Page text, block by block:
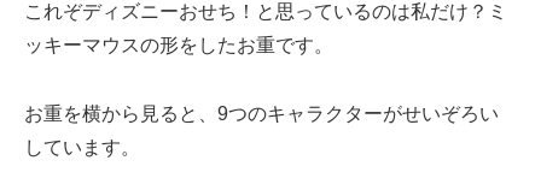
これぞディズニーおせち！と思っているのは私だけ？ミ
ッキーマウスの形をしたお重です。
お重を横から見ると、9つのキャラクターがせいぞろい
しています。